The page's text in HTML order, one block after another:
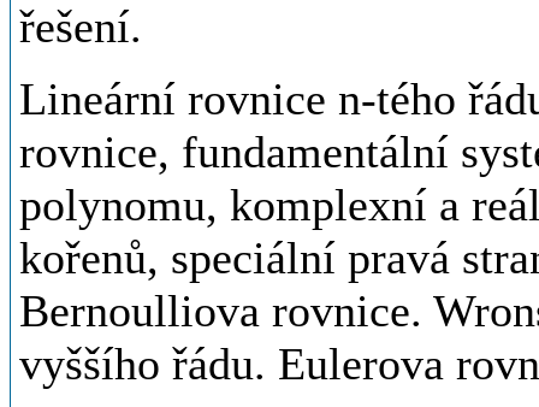
řešení.
Lineární rovnice n-tého
rovnice, fundamentální
polynomu, komplexní a
kořenů, speciální pravá
Bernoulliova rovnice.
vyššího řádu. Eulerova